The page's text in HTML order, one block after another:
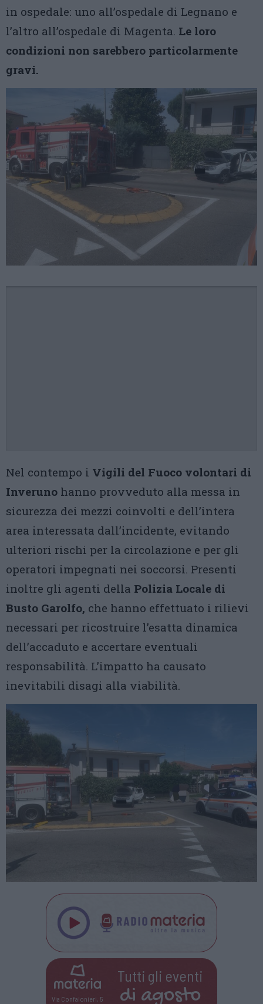
in ospedale: uno all’ospedale di Legnano e
l’altro all’ospedale di Magenta. Le loro
condizioni non sarebbero particolarmente
gravi.
Nel contempo i Vigili del Fuoco volontari di
Inveruno hanno provveduto alla messa in
sicurezza dei mezzi coinvolti e dell’intera
area interessata dall’incidente, evitando
ulteriori rischi per la circolazione e per gli
operatori impegnati nei soccorsi. Presenti
inoltre gli agenti della Polizia Locale di
Busto Garolfo, che hanno effettuato i rilievi
necessari per ricostruire l’esatta dinamica
dell’accaduto e accertare eventuali
responsabilità. L’impatto ha causato
inevitabili disagi alla viabilità.
Via Confalonieri, 5
Tutti gli eventi
di agosto